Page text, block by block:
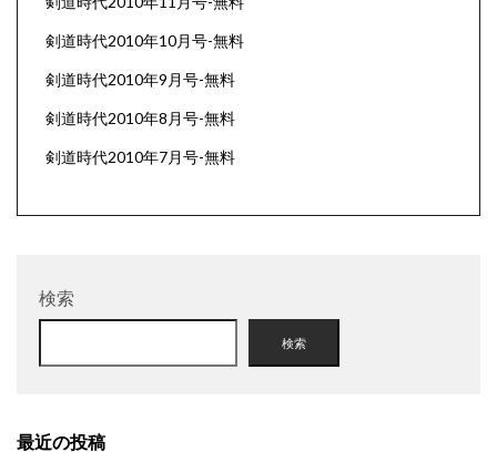
剣道時代2010年10月号-無料
剣道時代2010年9月号-無料
剣道時代2010年8月号-無料
剣道時代2010年7月号-無料
検索
検索
最近の投稿